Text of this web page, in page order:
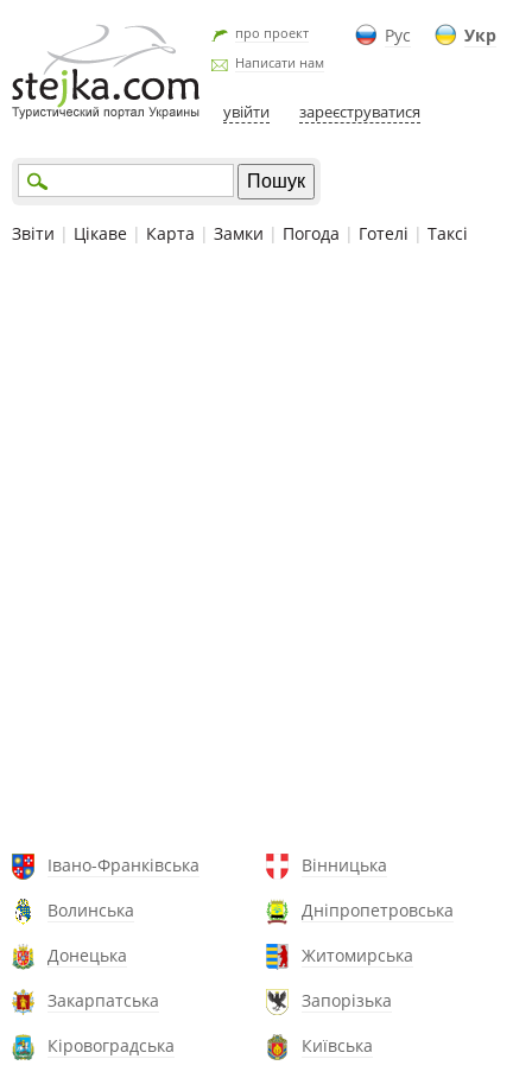
Рус Укр
про проект
Написати нам
увійти зареєструватися
Звіти | Цікаве | Карта | Замки | Погода | Готелі | Таксі
Івано-Франківська
Вінницька
Волинська
Дніпропетровська
Донецька
Житомирська
Закарпатська
Запорізька
Кіровоградська
Київська